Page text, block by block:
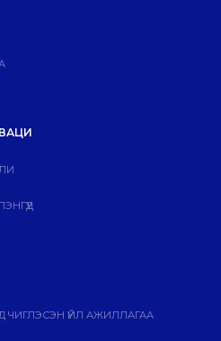
ҮЙЛ АЖИЛЛАГАА